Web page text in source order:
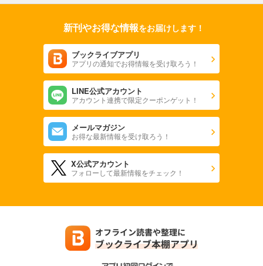
新刊やお得な情報をお届けします！
ブックライブアプリ
アプリの通知でお得情報を受け取ろう！
LINE公式アカウント
アカウント連携で限定クーポンゲット！
メールマガジン
お得な最新情報を受け取ろう！
X公式アカウント
フォローして最新情報をチェック！